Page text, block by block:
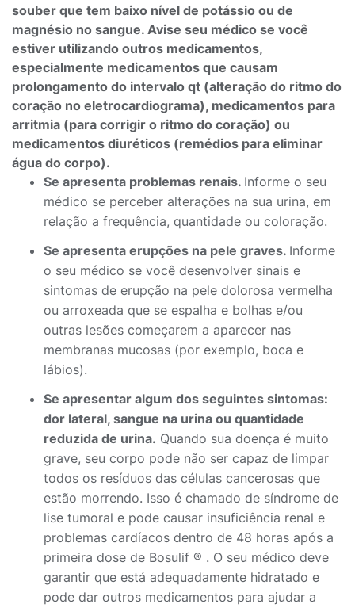
souber que tem baixo nível de potássio ou de
magnésio no sangue. Avise seu médico se você
estiver utilizando outros medicamentos,
especialmente medicamentos que causam
prolongamento do intervalo qt (alteração do ritmo do
coração no eletrocardiograma), medicamentos para
arritmia (para corrigir o ritmo do coração) ou
medicamentos diuréticos (remédios para eliminar
água do corpo).
Se apresenta problemas renais. Informe o seu
médico se perceber alterações na sua urina, em
relação a frequência, quantidade ou coloração.
Se apresenta erupções na pele graves. Informe
o seu médico se você desenvolver sinais e
sintomas de erupção na pele dolorosa vermelha
ou arroxeada que se espalha e bolhas e/ou
outras lesões começarem a aparecer nas
membranas mucosas (por exemplo, boca e
lábios).
Se apresentar algum dos seguintes sintomas:
dor lateral, sangue na urina ou quantidade
reduzida de urina. Quando sua doença é muito
grave, seu corpo pode não ser capaz de limpar
todos os resíduos das células cancerosas que
estão morrendo. Isso é chamado de síndrome de
lise tumoral e pode causar insuficiência renal e
problemas cardíacos dentro de 48 horas após a
primeira dose de Bosulif ® . O seu médico deve
garantir que está adequadamente hidratado e
pode dar outros medicamentos para ajudar a